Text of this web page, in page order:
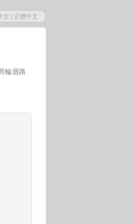
文 | 正體中文
輪迴路